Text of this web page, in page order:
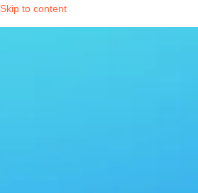
Skip to content